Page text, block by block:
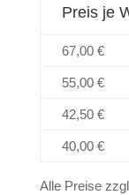
Preis je
67,00 €
55,00 €
42,50 €
40,00 €
Alle Preise